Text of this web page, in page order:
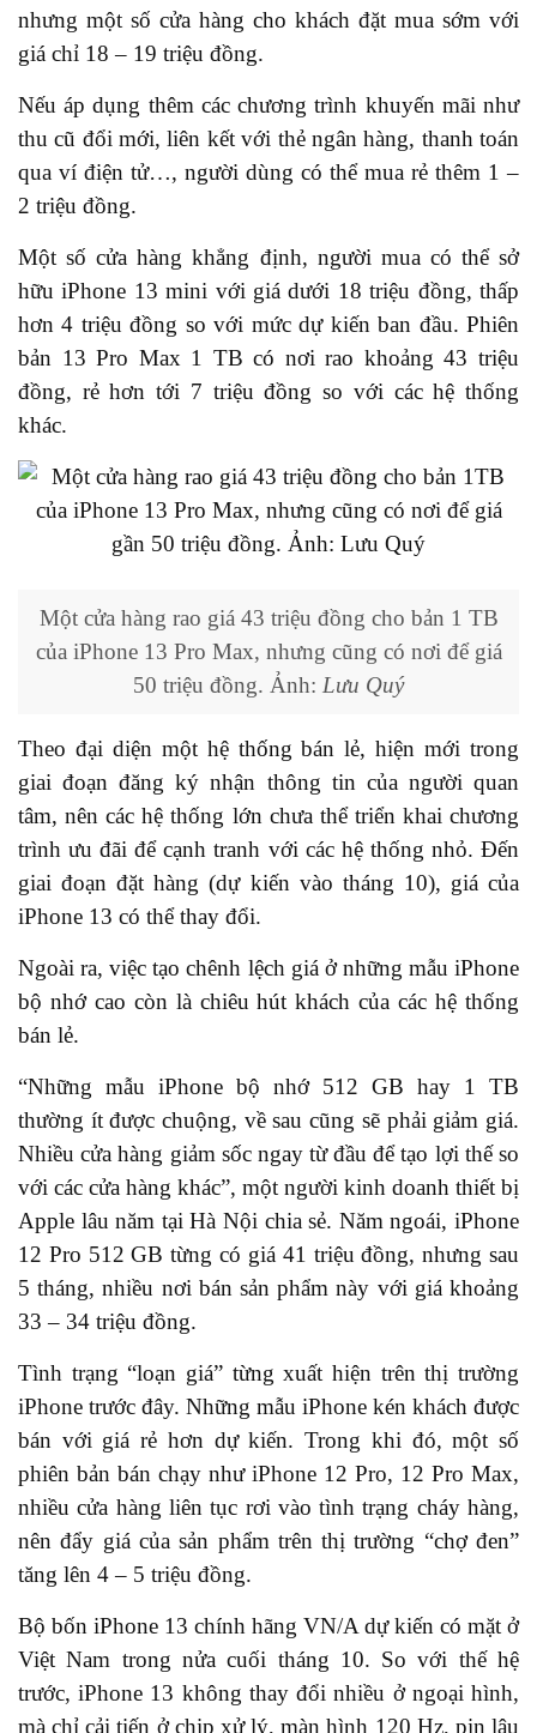
nhưng một số cửa hàng cho khách đặt mua sớm với
giá chỉ 18 – 19 triệu đồng.
Nếu áp dụng thêm các chương trình khuyến mãi như
thu cũ đổi mới, liên kết với thẻ ngân hàng, thanh toán
qua ví điện tử…, người dùng có thể mua rẻ thêm 1 –
2 triệu đồng.
Một số cửa hàng khẳng định, người mua có thể sở
hữu iPhone 13 mini với giá dưới 18 triệu đồng, thấp
hơn 4 triệu đồng so với mức dự kiến ban đầu. Phiên
bản 13 Pro Max 1 TB có nơi rao khoảng 43 triệu
đồng, rẻ hơn tới 7 triệu đồng so với các hệ thống
khác.
Một cửa hàng rao giá 43 triệu đồng cho bản 1 TB
của iPhone 13 Pro Max, nhưng cũng có nơi để giá
50 triệu đồng. Ảnh: Lưu Quý
Theo đại diện một hệ thống bán lẻ, hiện mới trong
giai đoạn đăng ký nhận thông tin của người quan
tâm, nên các hệ thống lớn chưa thể triển khai chương
trình ưu đãi để cạnh tranh với các hệ thống nhỏ. Đến
giai đoạn đặt hàng (dự kiến vào tháng 10), giá của
iPhone 13 có thể thay đổi.
Ngoài ra, việc tạo chênh lệch giá ở những mẫu iPhone
bộ nhớ cao còn là chiêu hút khách của các hệ thống
bán lẻ.
“Những mẫu iPhone bộ nhớ 512 GB hay 1 TB
thường ít được chuộng, về sau cũng sẽ phải giảm giá.
Nhiều cửa hàng giảm sốc ngay từ đầu để tạo lợi thế so
với các cửa hàng khác”, một người kinh doanh thiết bị
Apple lâu năm tại Hà Nội chia sẻ. Năm ngoái, iPhone
12 Pro 512 GB từng có giá 41 triệu đồng, nhưng sau
5 tháng, nhiều nơi bán sản phẩm này với giá khoảng
33 – 34 triệu đồng.
Tình trạng “loạn giá” từng xuất hiện trên thị trường
iPhone trước đây. Những mẫu iPhone kén khách được
bán với giá rẻ hơn dự kiến. Trong khi đó, một số
phiên bản bán chạy như iPhone 12 Pro, 12 Pro Max,
nhiều cửa hàng liên tục rơi vào tình trạng cháy hàng,
nên đẩy giá của sản phẩm trên thị trường “chợ đen”
tăng lên 4 – 5 triệu đồng.
Bộ bốn iPhone 13 chính hãng VN/A dự kiến có mặt ở
Việt Nam trong nửa cuối tháng 10. So với thế hệ
trước, iPhone 13 không thay đổi nhiều ở ngoại hình,
mà chỉ cải tiến ở chip xử lý, màn hình 120 Hz, pin lâu